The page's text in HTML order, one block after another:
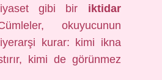
gibi bir iktidar
okuyucunun
kurar: kimi ikna
kimi de görünmez